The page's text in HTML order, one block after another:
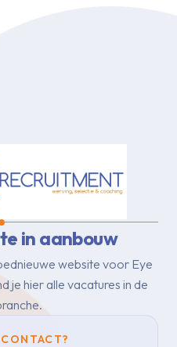
in aanbouw
website voor Eye
je hier alle vacatures in de